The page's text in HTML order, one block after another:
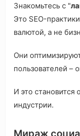
Знакомьтесь с "
Это SEO-
валютой, а не
Они
пользователей –
И это
индустрии.
Мираж